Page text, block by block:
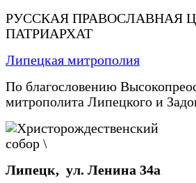
РУССКАЯ ПРАВОСЛАВНАЯ
ПАТРИАРХАТ
Липецкая митрополия
По благословению
митрополита Липецкого и
Липецк, ул. Ленина 34а